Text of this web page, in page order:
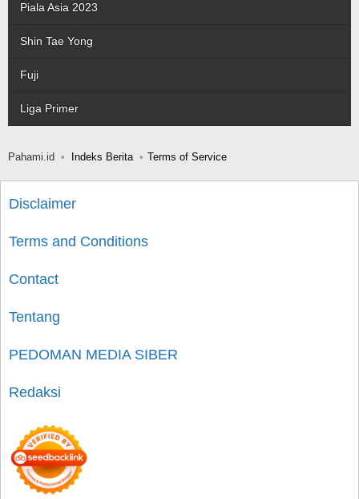
Piala Asia 2023
Shin Tae Yong
Fuji
Liga Primer
Pahami.id Indeks Berita Terms of Service
Disclaimer
Terms and Conditions
Contact
Tentang
PEDOMAN MEDIA SIBER
Redaksi